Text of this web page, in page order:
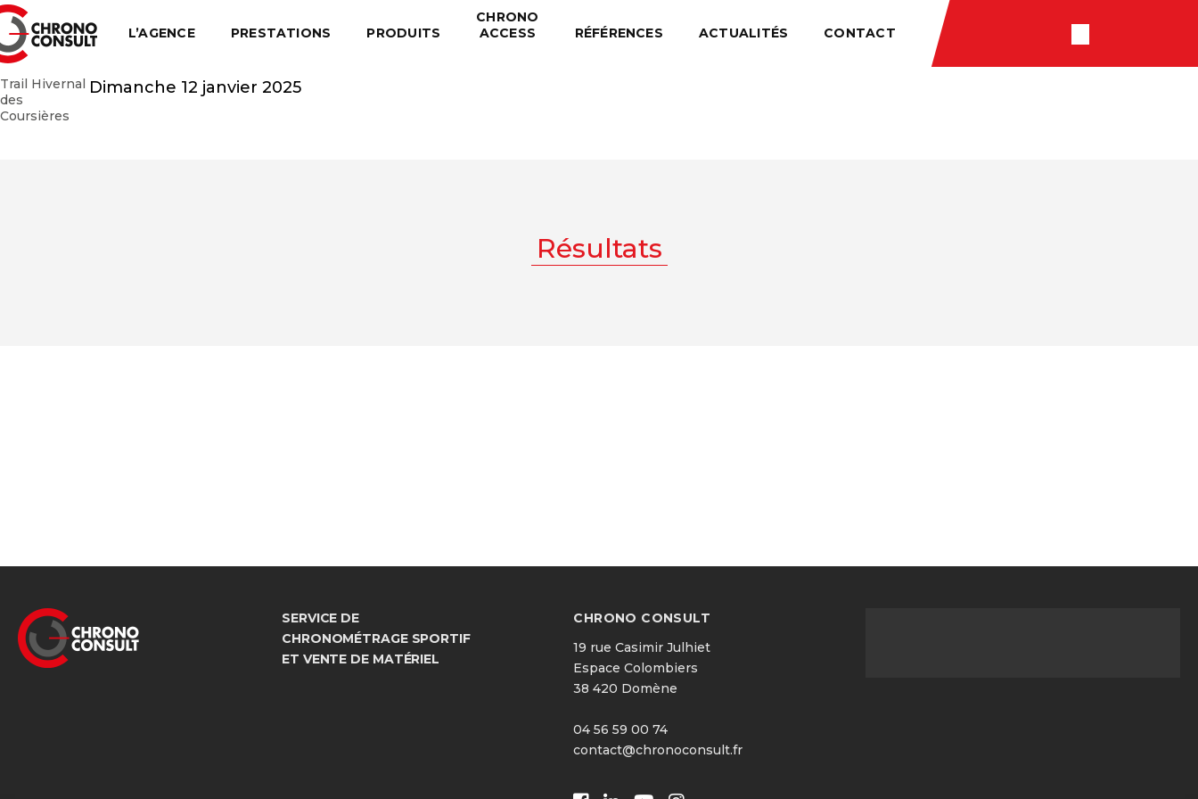
L’AGENCE PRESTATIONS PRODUITS
CHRONO
ACCESS
RÉFÉRENCES ACTUALITÉS CONTACT
Trail Hivernal
des
Coursières
Dimanche 12 janvier 2025
Résultats
SERVICE DE
CHRONOMÉTRAGE SPORTIF
ET VENTE DE MATÉRIEL
CHRONO CONSULT
19 rue Casimir Julhiet
Espace Colombiers
38 420 Domène
04 56 59 00 74
contact@chronoconsult.fr